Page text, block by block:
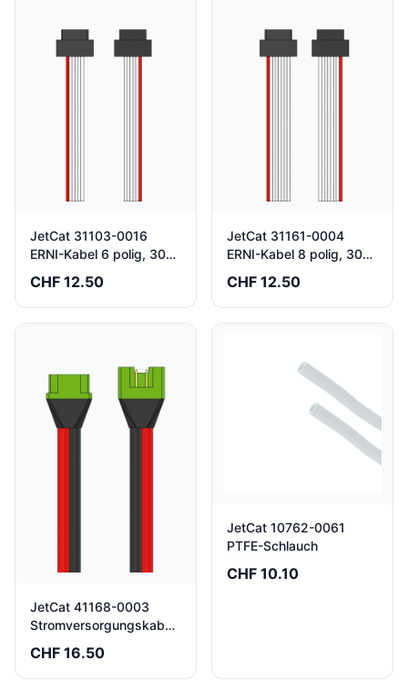
JetCat 31103-0016
ERNI-Kabel 6 polig, 30
CHF 12.50
JetCat 31161-0004
ERNI-Kabel 8 polig, 30
CHF 12.50
JetCat 41168-0003
Stromversorgungskabel
CHF 16.50
JetCat 10762-0061
PTFE-Schlauch
CHF 10.10